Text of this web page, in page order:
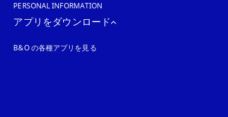
PERSONAL INFORMATION
す
アプリをダウンロード
B&O の各種アプリを見る